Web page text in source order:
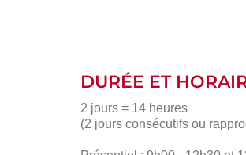
DURÉE ET
2 jours = 14 heures
(2 jours consécutifs ou